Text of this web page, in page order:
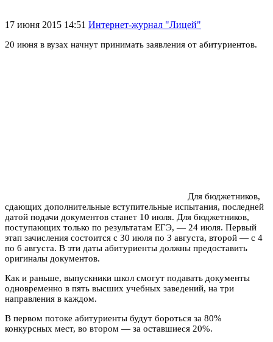
17 июня 2015 14:51 Интернет-журнал "Лицей"
20 июня в вузах начнут принимать заявления от абитуриентов.
Для бюджетников,
сдающих дополнительные вступительные испытания, последней
датой подачи документов станет 10 июля. Для бюджетников,
поступающих только по результатам ЕГЭ, — 24 июля. Первый
этап зачисления состоится с 30 июля по 3 августа, второй — с 4
по 6 августа. В эти даты абитуриенты должны предоставить
оригиналы документов.
Как и раньше, выпускники школ смогут подавать документы
одновременно в пять высших учебных заведений, на три
направления в каждом.
В первом потоке абитуриенты будут бороться за 80%
конкурсных мест, во втором — за оставшиеся 20%.